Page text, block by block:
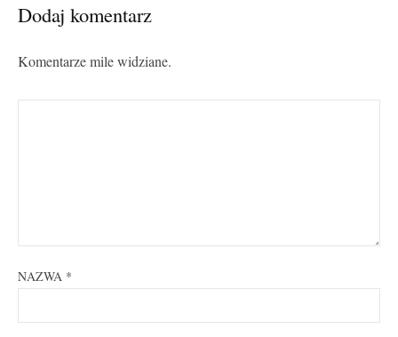
Dodaj komentarz
Komentarze mile widziane.
NAZWA *